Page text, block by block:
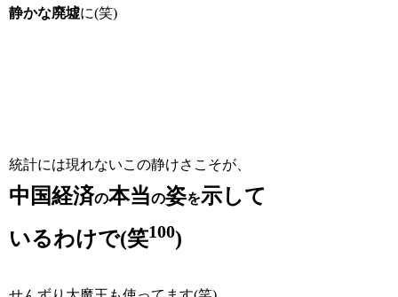
静かな廃墟に(笑)
統計には現れないこの静けさこそが、
中国経済の本当の姿を示して
いるわけで(笑100)